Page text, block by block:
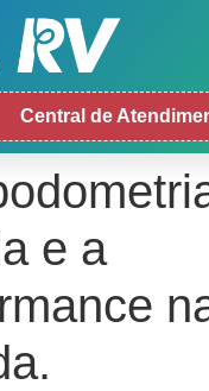
Central de
e a